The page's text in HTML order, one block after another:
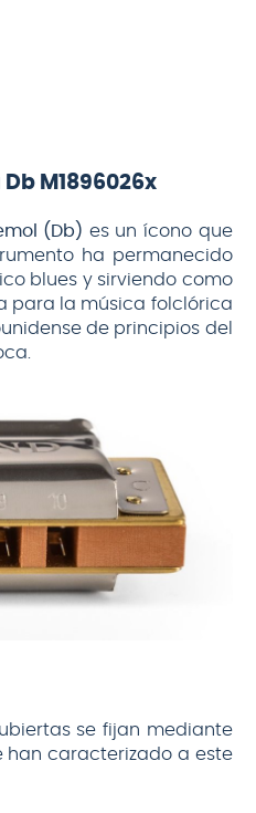
M1896026x
(Db) es un ícono que
ha permanecido
blues y sirviendo como
para la música folclórica
de principios del
se fijan mediante
han caracterizado a este